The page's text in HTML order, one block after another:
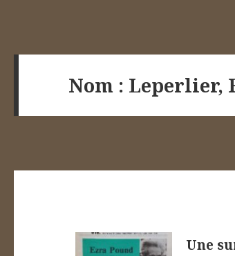
Nom : Leperlier,
Une